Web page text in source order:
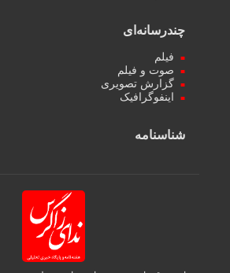
چندرسانه‌ای
فیلم
صوت و فیلم
گزارش تصویری
اینفوگرافیک
شناسنامه